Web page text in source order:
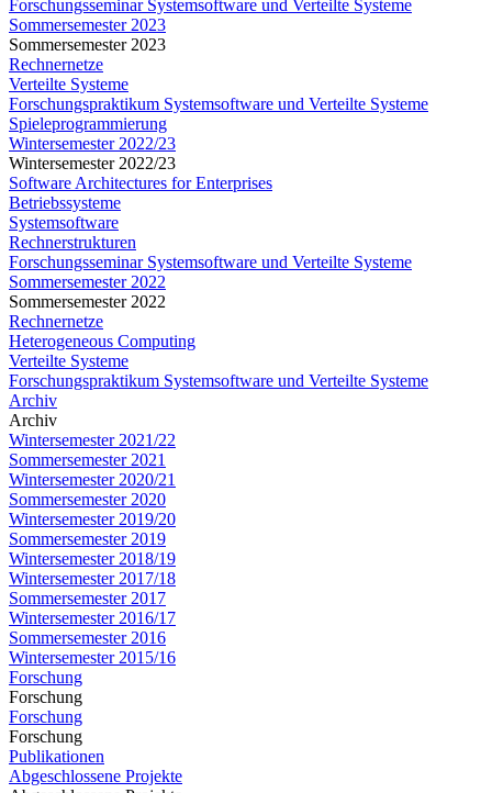
Forschungsseminar Systemsoftware und Verteilte Systeme
Sommersemester 2023
Sommersemester 2023
Rechnernetze
Verteilte Systeme
Forschungspraktikum Systemsoftware und Verteilte Systeme
Spieleprogrammierung
Wintersemester 2022/23
Wintersemester 2022/23
Software Architectures for Enterprises
Betriebssysteme
Systemsoftware
Rechnerstrukturen
Forschungsseminar Systemsoftware und Verteilte Systeme
Sommersemester 2022
Sommersemester 2022
Rechnernetze
Heterogeneous Computing
Verteilte Systeme
Forschungspraktikum Systemsoftware und Verteilte Systeme
Archiv
Archiv
Wintersemester 2021/22
Sommersemester 2021
Wintersemester 2020/21
Sommersemester 2020
Wintersemester 2019/20
Sommersemester 2019
Wintersemester 2018/19
Wintersemester 2017/18
Sommersemester 2017
Wintersemester 2016/17
Sommersemester 2016
Wintersemester 2015/16
Forschung
Forschung
Forschung
Forschung
Publikationen
Abgeschlossene Projekte